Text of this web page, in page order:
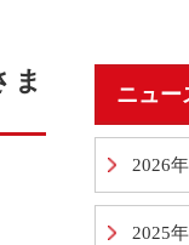
ま
ニュー
2026年
2025年